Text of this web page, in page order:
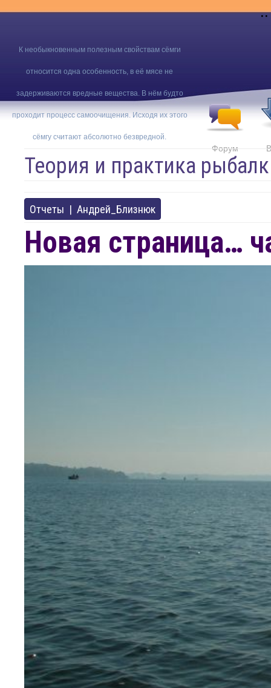
..
К необыкновенным полезным свойствам сёмги
относится одна особенность, в её мясе не
задерживаются вредные вещества. В нём будто
проходит процесс самоочищения. Исходя их этого
сёмгу считают абсолютно безвредной.
Форум
Теория и практика
Отчеты | Андрей_Близнюк
Новая страница…